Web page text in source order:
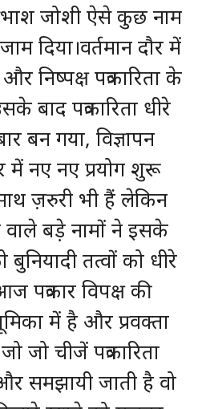
जोशी ऐसे कुछ नाम
दिया।वर्तमान दौर में
निष्पक्ष पत्रकारिता के
बाद पत्रकारिता धीरे
बन गया, विज्ञापन
नए नए प्रयोग शुरू
ज़रुरी भी हैं लेकिन
वाले बड़े नामों ने इसके
बुनियादी तत्वों को धीरे
पत्रकार विपक्ष की
में है और प्रवक्ता
जो चीजें पत्रकारिता
समझायी जाती है वो